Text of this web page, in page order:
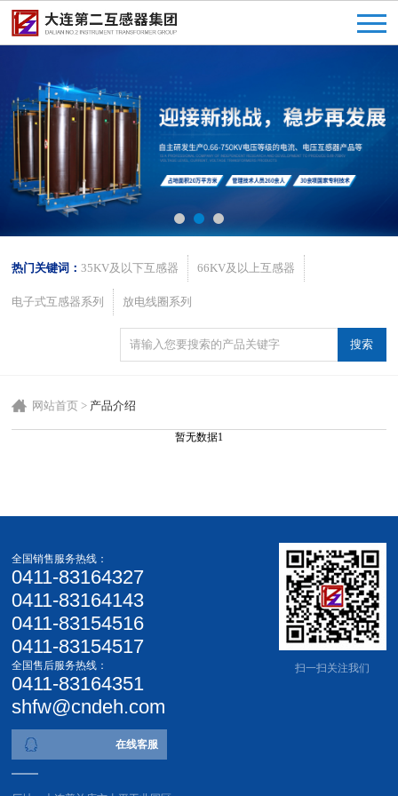
热门关键词：35KV及以下互感器 66KV及以上互感器
电子式互感器系列 放电线圈系列
网站首页 > 产品介绍
暂无数据1
扫一扫关注我们
全国销售服务热线：
0411-83164327
0411-83164143
0411-83154516
0411-83154517
全国售后服务热线：
0411-83164351
shfw@cndeh.com
在线客服